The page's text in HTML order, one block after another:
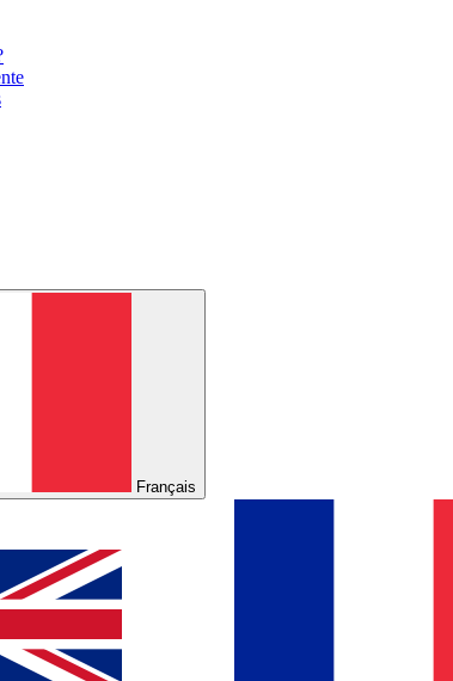
Français